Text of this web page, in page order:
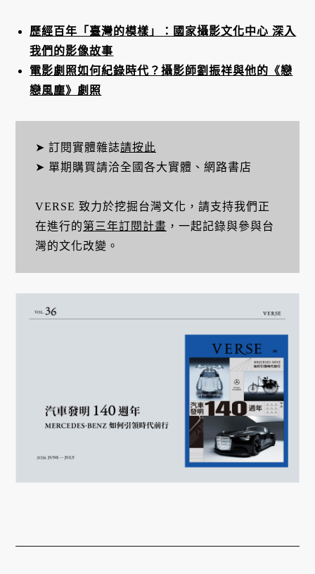
歷經百年「臺灣的模樣」：國家攝影文化中心 深入
我們的影像故事
電影劇照如何紀錄時代？攝影師劉振祥與他的《戀
戀風塵》劇照
➤ 訂閱實體雜誌請按此
➤ 單期購買請洽全國各大實體、網路書店
VERSE 致力於挖掘台灣文化，請支持我們正
在進行的第三年訂閱計畫 ，一起記錄與參與台
灣的文化改變。